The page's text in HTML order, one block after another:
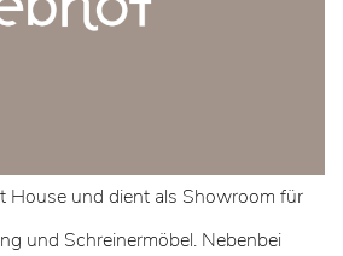
House und dient als Showroom für
und Schreinermöbel. Nebenbei